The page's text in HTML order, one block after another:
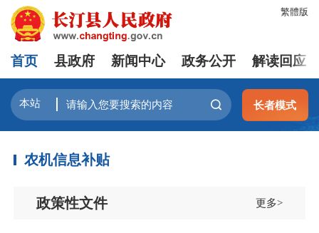
繁體版
首页 县政府 新闻中心 政务公开 解读回应
长者模式
农机信息补贴
政策性文件 更多>